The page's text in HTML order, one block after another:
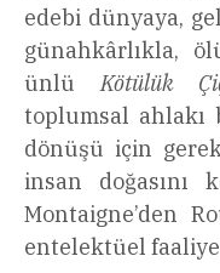
edebi dünyaya,
günahkârlıkla,
ünlü Kötülük
toplumsal ahlakı
dönüşü için
insan doğasını
Montaigne’den
entelektüel